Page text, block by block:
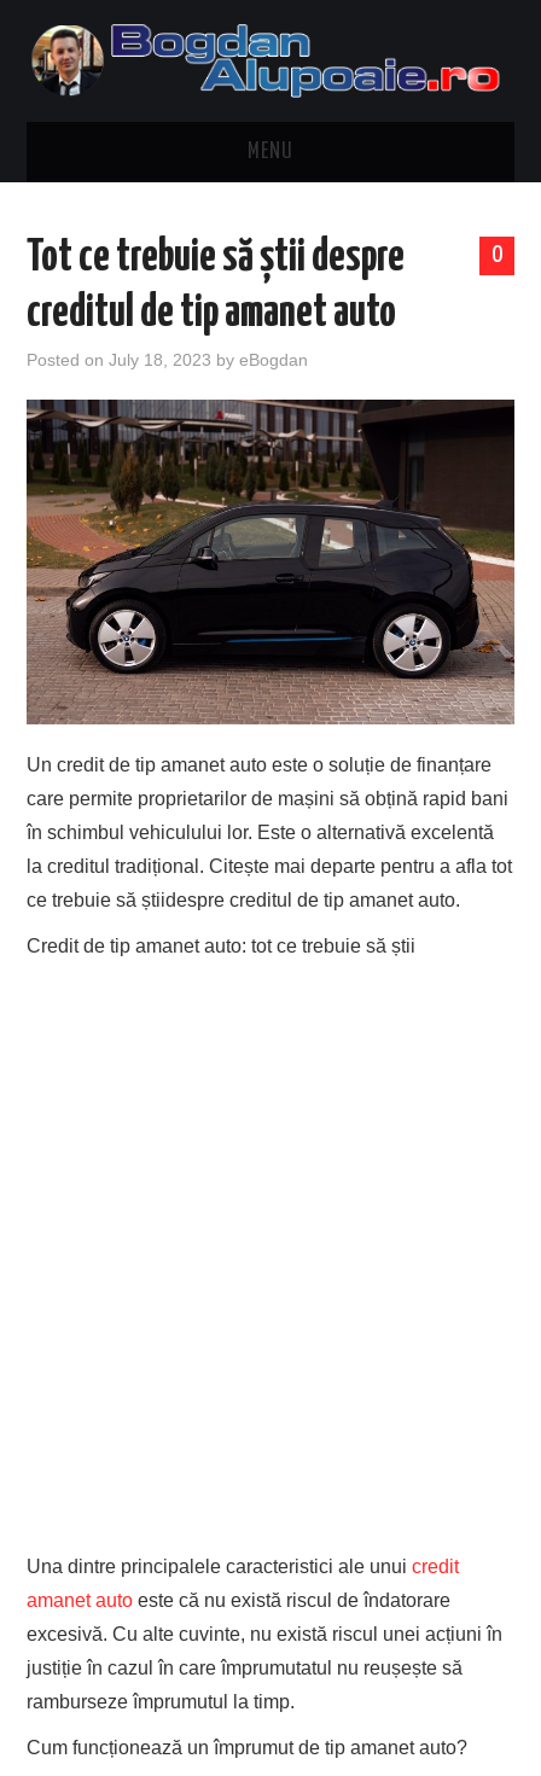
MENU
CONTACT
DESPRE BOGDAN ALUPOAIE
AUTOMOBILE
DRESS TO IMPRESS
TRAVEL
EVENIMENTE
TECH
BICICLETE
0
Tot ce trebuie să știi despre
creditul de tip amanet auto
Posted onJuly 18, 2023 byeBogdan
Un creditde tipamanet auto este o soluție de finanțare
care permite proprietarilor de mașini să obțină rapid bani
în schimbul vehiculului lor. Este o alternativă excelentă
la creditultradițional . Citește mai departe pentru a afla tot
ce trebuie să știidesprecreditulde tipamanet auto.
Creditde tipamanet auto: tot ce trebuie să știi
Una dintre principalele caracteristici ale unuicredit
amanet autoeste că nu există riscul de îndatorare
excesivă. Cu alte cuvinte, nu există riscul unei acțiuni în
justiție în cazul în care împrumutatul nu reușește să
ramburseze împrumutul
la timp.
Cum funcționează un împrumut detipamanet auto?